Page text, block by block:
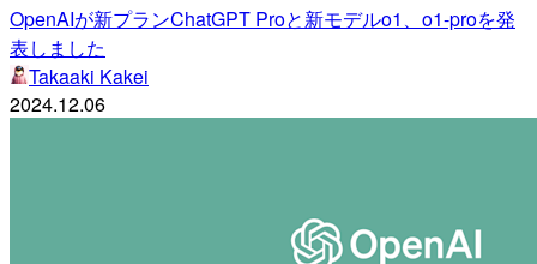
OpenAIが新プランChatGPT Proと新モデルo1、o1-proを発
表しました
Takaaki Kakei
2024.12.06